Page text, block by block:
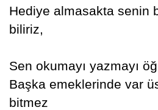
Hediye almasakta senin
biliriz,
Sen okumayı yazmayı
Başka emeklerinde var
bitmez